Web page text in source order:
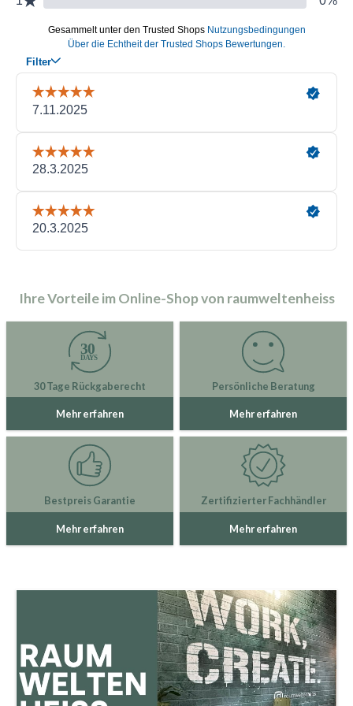
Ihre Vorteile im Online-Shop von raumweltenheiss
30 Tage Rückgaberecht
Mehr erfahren
Persönliche Beratung
Mehr erfahren
Bestpreis Garantie
Mehr erfahren
Zertifizierter Fachhändler
Mehr erfahren